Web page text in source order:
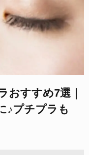
おすすめ7選｜
♪プチプラも